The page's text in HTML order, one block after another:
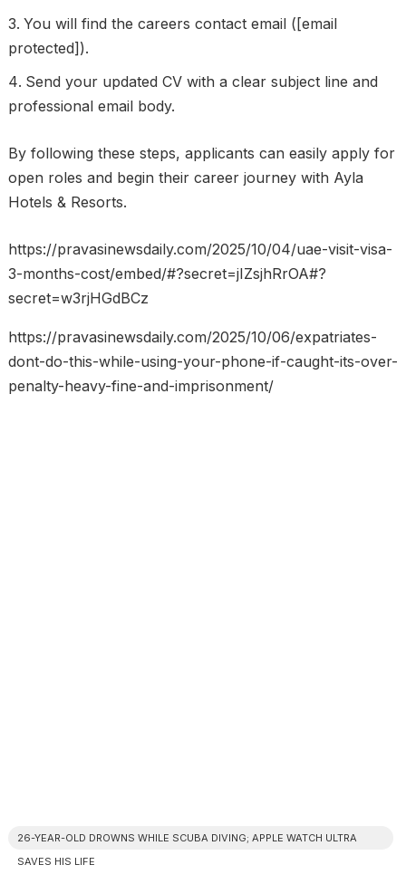
You will find the careers contact email ([email
protected]).
Send your updated CV with a clear subject line and
professional email body.
By following these steps, applicants can easily apply for
open roles and begin their career journey with Ayla
Hotels & Resorts.
https://pravasinewsdaily.com/2025/10/04/uae-visit-visa-
3-months-cost/embed/#?secret=jIZsjhRrOA#?
secret=w3rjHGdBCz
https://pravasinewsdaily.com/2025/10/06/expatriates-
dont-do-this-while-using-your-phone-if-caught-its-over-
penalty-heavy-fine-and-imprisonment/
26-YEAR-OLD DROWNS WHILE SCUBA DIVING; APPLE WATCH ULTRA
SAVES HIS LIFE